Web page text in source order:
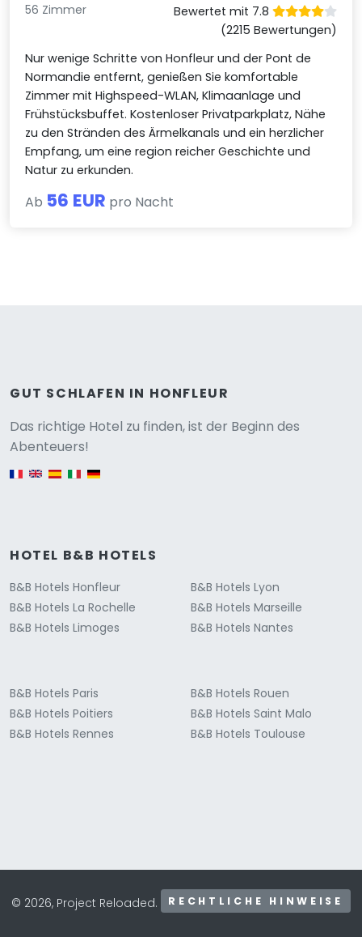
56 Zimmer
Bewertet mit 7.8
(2215 Bewertungen)
Nur wenige Schritte von Honfleur und der Pont de
Normandie entfernt, genießen Sie komfortable
Zimmer mit Highspeed-WLAN, Klimaanlage und
Frühstücksbuffet. Kostenloser Privatparkplatz, Nähe
zu den Stränden des Ärmelkanals und ein herzlicher
Empfang, um eine region reicher Geschichte und
Natur zu erkunden.
Ab 56 EUR pro Nacht
GUT SCHLAFEN IN HONFLEUR
Das richtige Hotel zu finden, ist der Beginn des
Abenteuers!
HOTEL B&B HOTELS
B&B Hotels Honfleur
B&B Hotels La Rochelle
B&B Hotels Limoges
B&B Hotels Lyon
B&B Hotels Marseille
B&B Hotels Nantes
B&B Hotels Paris
B&B Hotels Poitiers
B&B Hotels Rennes
B&B Hotels Rouen
B&B Hotels Saint Malo
B&B Hotels Toulouse
© 2026, Project Reloaded. RECHTLICHE HINWEISE